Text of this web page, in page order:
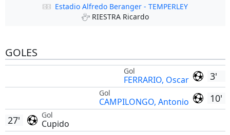
Estadio Alfredo Beranger - TEMPERLEY
RIESTRA Ricardo
GOLES
3'
Gol
FERRARIO, Oscar
10'
Gol
CAMPILONGO, Antonio
Gol
Cupido
27'